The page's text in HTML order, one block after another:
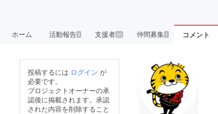
ホーム 活動報告3 支援者30 仲間募集 1 コメント
投稿するには ログイン が
必要です。
プロジェクトオーナーの承
認後に掲載されます。承認
された内容を削除すること